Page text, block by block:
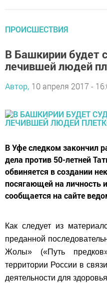
ПРОИСШЕСТВИЯ
В Башкирии будет
лечившей людей
Автор, 10 апреля 2017 -
В Уфе следком закончил
дела против 50-летней
обвиняется в создании
посягающей на личность
сообщается на сайте
Как следует из
преданной
Жолы» («Путь
территории России в
деятельности для